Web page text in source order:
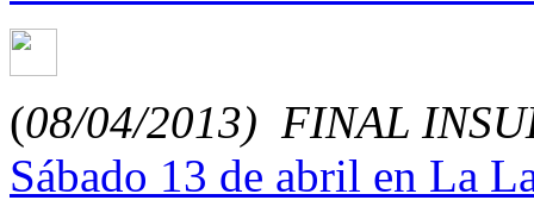
(08/04/2013) FINAL
Sábado 13 de abril en La